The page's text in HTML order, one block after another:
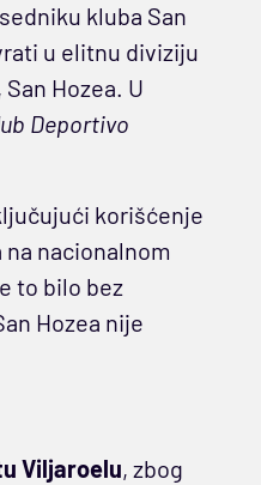
kluba San
u elitnu diviziju
Hozea. U
Deportivo
korišćenje
nacionalnom
to bilo bez
Hozea nije
Viljaroelu, zbog